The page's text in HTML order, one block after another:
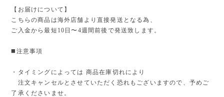
【お届けについて】
こちらの商品は海外店舗より直接発送となる為、
ご入金から最短10日〜4週間前後で発送致します。
◼️注意事項
・タイミングによっては 商品在庫切れにより
注文キャンセルとさせていただく恐れもございますので、予めご
了承くださいませ。